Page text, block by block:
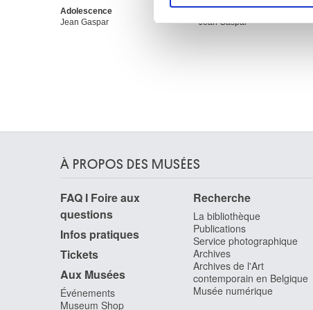
Adolescence
Jean Gaspar
Jean Gaspar
À PROPOS DES MUSÉES
FAQ I Foire aux
questions
Infos pratiques
Tickets
Aux Musées
Événements
Museum Shop
Recherche
La bibliothèque
Publications
Service photographique
Archives
Archives de l'Art
contemporain en Belgique
Musée numérique